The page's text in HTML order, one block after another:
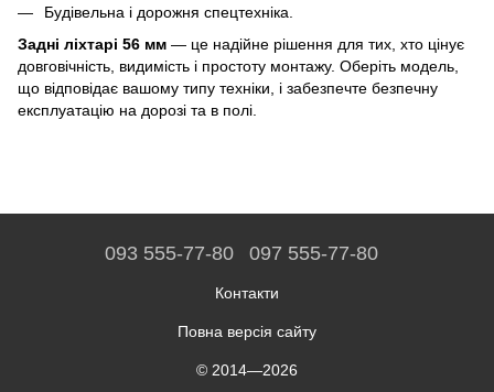
Будівельна і дорожня спецтехніка.
Задні ліхтарі 56 мм — це надійне рішення для тих, хто цінує
довговічність, видимість і простоту монтажу. Оберіть модель,
що відповідає вашому типу техніки, і забезпечте безпечну
експлуатацію на дорозі та в полі.
093 555-77-80 097 555-77-80
Контакти
Повна версія сайту
© 2014—2026